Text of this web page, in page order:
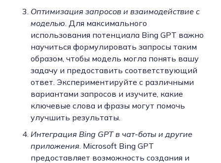
Оптимизация запросов и взаимодействие с
моделью . Для максимального
использования потенциала Bing GPT важно
научиться формулировать запросы таким
образом, чтобы модель могла понять вашу
задачу и предоставить соответствующий
ответ. Экспериментируйте с различными
вариантами запросов и изучите, какие
ключевые слова и фразы могут помочь
улучшить результаты.
Интеграция Bing GPT в чат-боты и другие
приложения . Microsoft Bing GPT
предоставляет возможность создания и